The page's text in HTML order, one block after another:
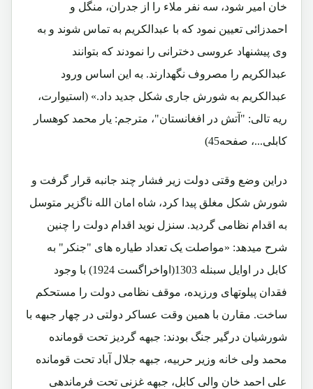
خان امیر شود، سه نفر ملاء را از جدران، منگل و
احمدزائی تعیین نمود که با عبدالکریم به تماس شوند و به
وی پیشنهاد عروسی دخترانی را نمودند که بتوانند
عبدالکریم را مصروف نگهدارند. به این اساس ورود
عبدالکریم به شورش جاری شکل جدید داد.» (استیوارت،
ریه تالی: "آتش در افغانستان"، مترجم: یار محمد کوهسار
کابلی...، صفحه45)
دراین وضع وقتی دولت زیر فشار چند جانبه قرار گرفت و
شورش شکل مغلق پیدا کرد، شاه امان الله ناگزیر متوسل
به اقدام نظامی گردید. سنزل نوید اقدام دولت را چنین
شرح میدهد: «مواصلت یک تعداد طیاره های "جنکر" به
کابل در اوایل سبنله 1303(اواخراگست 1924) با وجود
فقدان پیلوتهای ورزیده، موقف نظامی دولت را مستحکم
ساخت. مقارن با همین وقت عساکر دولتی در چهار جبهه با
شورشیان درگیر جنگ بودند: جبهه گردیز تحت قومانده
محمد ولی خانه وزیر حربیه، جبهه جلال آباد تحت قومانده
علی احمد خان والی کابل، جبهه غزنی تحت فرماندهی